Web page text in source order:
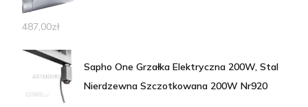
487,00zł
Sapho One Grzałka Elektryczna 200W, Stal
Nierdzewna Szczotkowana 200W Nr920